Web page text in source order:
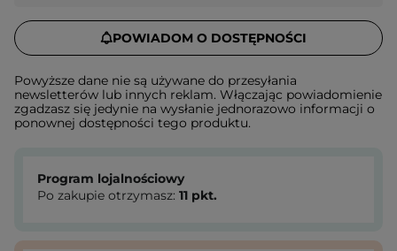
POWIADOM O DOSTĘPNOŚCI
Powyższe dane nie są używane do przesyłania
newsletterów lub innych reklam. Włączając powiadomienie
zgadzasz się jedynie na wysłanie jednorazowo informacji o
ponownej dostępności tego produktu.
Program lojalnościowy
Po zakupie otrzymasz: 11 pkt.